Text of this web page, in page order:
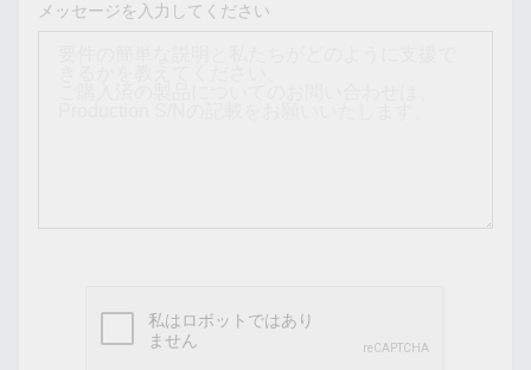
メッセージを入力してください